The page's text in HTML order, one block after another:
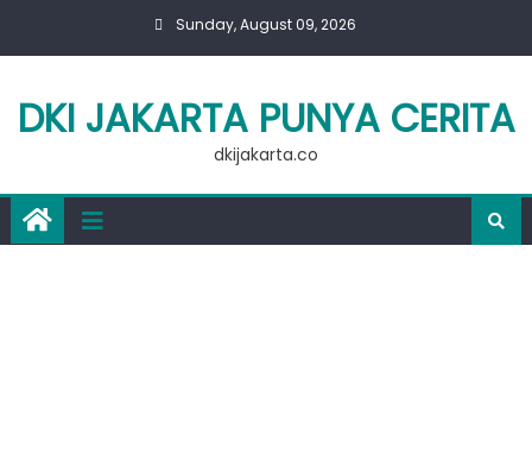
Sunday, August 09, 2026
DKI JAKARTA PUNYA CERITA
dkijakarta.co